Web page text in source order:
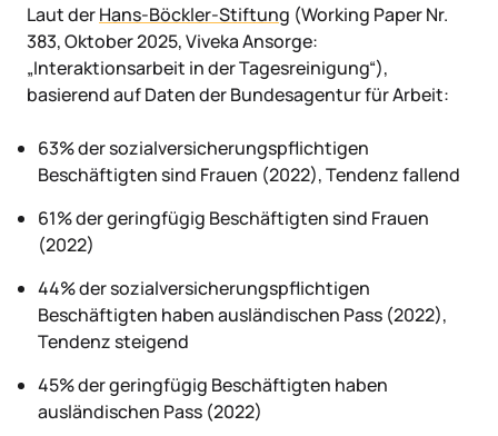
Laut derHans-Böckler-Stiftung (Working Paper Nr.
383, Oktober 2025, Viveka Ansorge:
„Interaktionsarbeit in der Tagesreinigung“),
basierend auf Daten der Bundesagentur für Arbeit:
63% der sozialversicherungspflichtigen
Beschäftigten sind Frauen (2022), Tendenz fallend
61% der geringfügig Beschäftigten sind Frauen
(2022)
44% der sozialversicherungspflichtigen
Beschäftigten haben ausländischen Pass (2022),
Tendenz steigend
45% der geringfügig Beschäftigten haben
ausländischen Pass (2022)